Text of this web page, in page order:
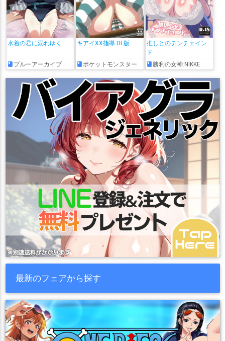
水着の君に溺れゆく
ブルーアーカイブ
キアイXX指導 DL版
ポケットモンスター
推しとのチンチェイン
ド
勝利の女神:NIKKE
最新のフェアから探す